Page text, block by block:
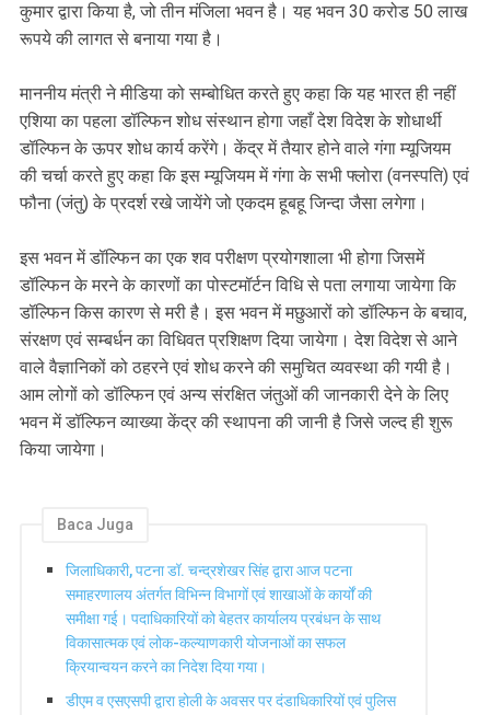
कुमार द्वारा किया है, जो तीन मंजिला भवन है। यह भवन 30 करोड 50 लाख
रूपये की लागत से बनाया गया है।
माननीय मंत्री ने मीडिया को सम्बोधित करते हुए कहा कि यह भारत ही नहीं
एशिया का पहला डॉल्फिन शोध संस्थान होगा जहाँ देश विदेश के शोधार्थी
डॉल्फिन के ऊपर शोध कार्य करेंगे। केंद्र में तैयार होने वाले गंगा म्यूजियम
की चर्चा करते हुए कहा कि इस म्यूजियम में गंगा के सभी फ्लोरा (वनस्पति) एवं
फौना (जंतु) के प्रदर्श रखे जायेंगे जो एकदम हूबहू जिन्दा जैसा लगेगा।
इस भवन में डॉल्फिन का एक शव परीक्षण प्रयोगशाला भी होगा जिसमें
डॉल्फिन के मरने के कारणों का पोस्टमॉर्टन विधि से पता लगाया जायेगा कि
डॉल्फिन किस कारण से मरी है। इस भवन में मछुआरों को डॉल्फिन के बचाव,
संरक्षण एवं सम्बर्धन का विधिवत प्रशिक्षण दिया जायेगा। देश विदेश से आने
वाले वैज्ञानिकों को ठहरने एवं शोध करने की समुचित व्यवस्था की गयी है।
आम लोगों को डॉल्फिन एवं अन्य संरक्षित जंतुओं की जानकारी देने के लिए
भवन में डॉल्फिन व्याख्या केंद्र की स्थापना की जानी है जिसे जल्द ही शुरू
किया जायेगा।
Baca Juga
जिलाधिकारी, पटना डॉ. चन्द्रशेखर सिंह द्वारा आज पटना
समाहरणालय अंतर्गत विभिन्न विभागों एवं शाखाओं के कार्यों की
समीक्षा गई। पदाधिकारियों को बेहतर कार्यालय प्रबंधन के साथ
विकासात्मक एवं लोक-कल्याणकारी योजनाओं का सफल
क्रियान्वयन करने का निदेश दिया गया।
डीएम व एसएसपी द्वारा होली के अवसर पर दंडाधिकारियों एवं पुलिस